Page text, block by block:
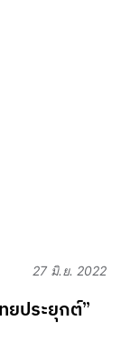
27 มิ.ย. 2022
ยประยุกต์”